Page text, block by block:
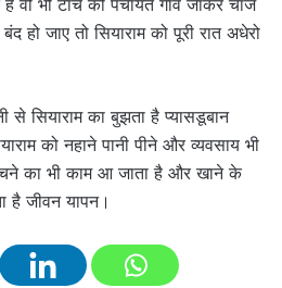
हो जाए तो सियाराम को पूरी रात अधेरो
से सियाराम का बुझता है प्यासडूबान
को नहाने पानी पीने और व्यवसाय भी
का भी काम आ जाता है और खाने के
है जीवन यापन।